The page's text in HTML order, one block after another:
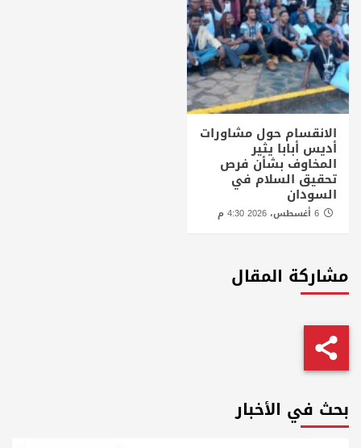
الانقسام حول مشاورات
أديس أبابا يثير
المخاوف بشأن فرص
تحقيق السلام في
السودان
مشاركة المقال
بحث في الأخبار